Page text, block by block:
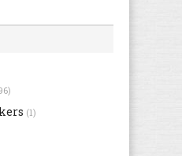
(1)